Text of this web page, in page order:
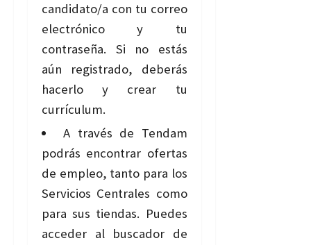
candidato/a con tu correo
electrónico y tu
contraseña. Si no estás
aún registrado, deberás
hacerlo y crear tu
currículum.
A través de Tendam
podrás encontrar ofertas
de empleo, tanto para los
Servicios Centrales como
para sus tiendas. Puedes
acceder al buscador de